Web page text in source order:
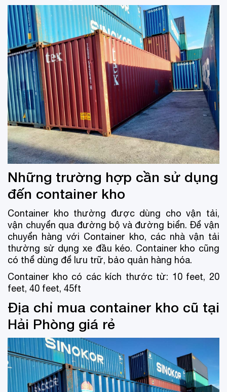
Những trường hợp cần sử dụng
đến container kho
Container kho thường được dùng cho vận tải,
vận chuyển qua đường bộ và đường biển. Để vận
chuyển hàng với Container kho, các nhà vận tải
thường sử dụng xe đầu kéo. Container kho cũng
có thể dùng để lưu trữ, bảo quản hàng hóa.
Container kho có các kích thước từ: 10 feet, 20
feet, 40 feet, 45ft
Địa chỉ mua container kho cũ tại
Hải Phòng giá rẻ